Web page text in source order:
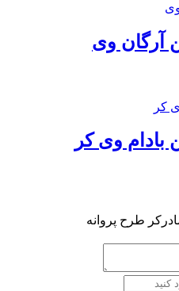
آرگان وی
وی کر
طرح پروانه